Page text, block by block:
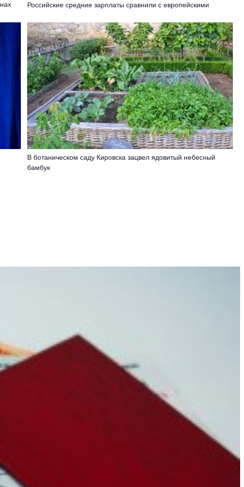
Российские средние зарплаты сравнили с европейскими
В ботаническом саду Кировска зацвел ядовитый небесный
бамбук